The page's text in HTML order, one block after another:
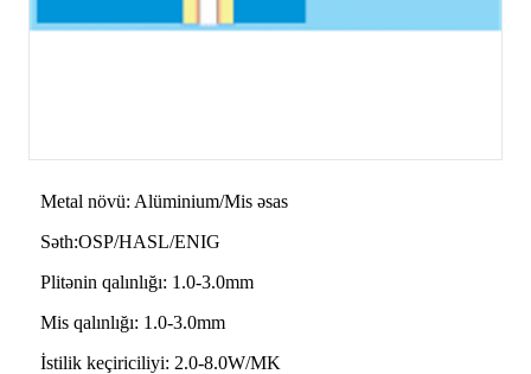
Metal növü: Alüminium/Mis əsas
Səth:OSP/HASL/ENIG
Plitənin qalınlığı: 1.0-3.0mm
Mis qalınlığı: 1.0-3.0mm
İstilik keçiriciliyi: 2.0-8.0W/MK